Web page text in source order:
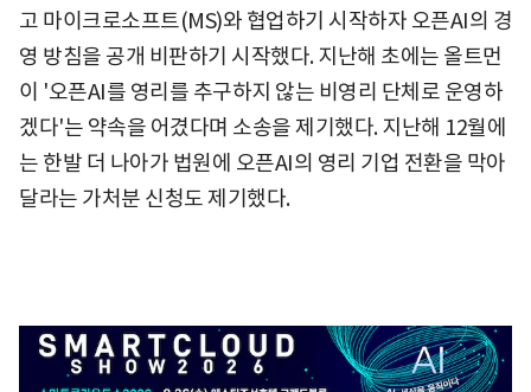
고 마이크로소프트(MS)와 협업하기 시작하자 오픈AI의 경
영 방침을 공개 비판하기 시작했다. 지난해 초에는 올트먼
이 '오픈AI를 영리를 추구하지 않는 비영리 단체로 운영하
겠다'는 약속을 어겼다며 소송을 제기했다. 지난해 12월에
는 한발 더 나아가 법원에 오픈AI의 영리 기업 전환을 막아
달라는 가처분 신청도 제기했다.